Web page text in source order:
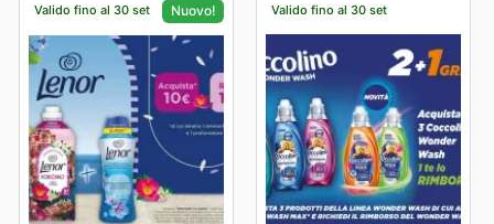
Valido fino al 30 set Nuovo! Valido fino al 30 set